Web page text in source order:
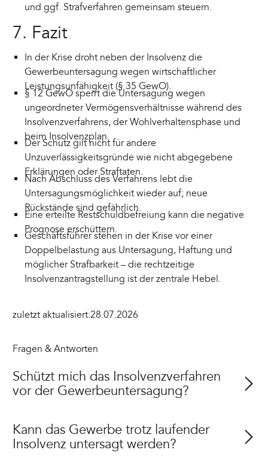
und ggf. Strafverfahren gemeinsam steuern.
7. Fazit
In der Krise droht neben der Insolvenz die
Gewerbeuntersagung wegen wirtschaftlicher
Leistungsunfähigkeit (§ 35 GewO).
§ 12 GewO sperrt die Untersagung wegen
ungeordneter Vermögensverhältnisse während des
Insolvenzverfahrens, der Wohlverhaltensphase und
beim Insolvenzplan.
Der Schutz gilt nicht für andere
Unzuverlässigkeitsgründe wie nicht abgegebene
Erklärungen oder Straftaten.
Nach Abschluss des Verfahrens lebt die
Untersagungsmöglichkeit wieder auf; neue
Rückstände sind gefährlich.
Eine erteilte Restschuldbefreiung kann die negative
Prognose erschüttern.
Geschäftsführer stehen in der Krise vor einer
Doppelbelastung aus Untersagung, Haftung und
möglicher Strafbarkeit – die rechtzeitige
Insolvenzantragstellung ist der zentrale Hebel.
zuletzt aktualisiert:28.07.2026
Fragen & Antworten
Schützt mich das Insolvenzverfahren
vor der Gewerbeuntersagung?
Kann das Gewerbe trotz laufender
Insolvenz untersagt werden?